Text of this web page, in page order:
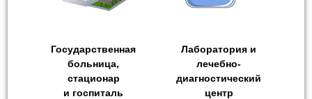
Государственная
больница,
стационар
и госпиталь
Лаборатория и
лечебно-
диагностический
центр